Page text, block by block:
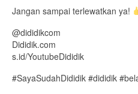
Jangan sampai terlewatkan ya!
@dididikcom
Dididik.com
s.id/YoutubeDididik
#SayaSudahDididik #dididik